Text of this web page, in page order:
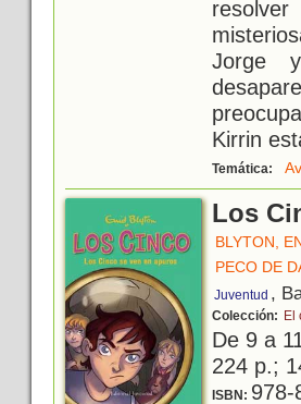
Jorge
Kirrin
Temática:
Los
BLYTON,
PECO DE
Juventud ,
Colección: El
De 9 a
224 p.;
ISBN: 978-